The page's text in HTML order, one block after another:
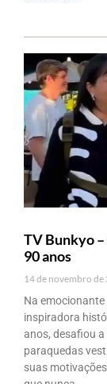
TV Bunkyo –
90 anos
14 de novembro de
Na
inspiradora
anos, desafiou
paraquedas
suas